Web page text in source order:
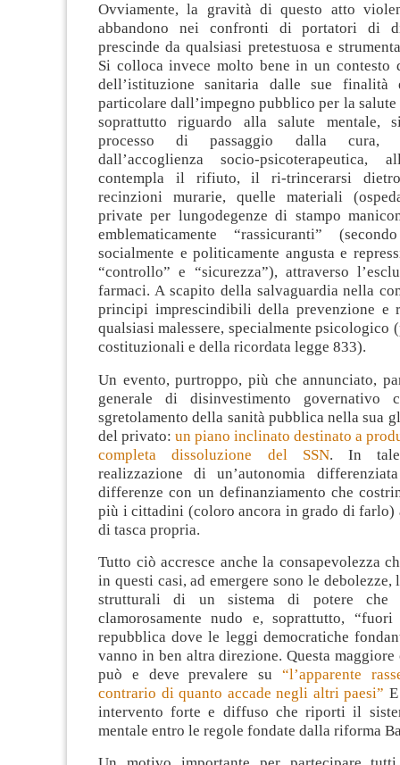
Ovviamente, la gravità di questo atto
abbandono nei confronti di portatori di
prescinde da qualsiasi pretestuosa e
Si colloca invece molto bene in un
dell’istituzione sanitaria dalle sue
particolare dall’impegno pubblico per la
soprattutto riguardo alla salute mentale,
processo di passaggio dalla cura,
dall’accoglienza socio-psicoterapeutica,
contempla il rifiuto, il ri-trincerarsi
recinzioni murarie, quelle materiali
private per lungodegenze di stampo
emblematicamente “rassicuranti”
socialmente e politicamente angusta e
“controllo” e “sicurezza”), attraverso
farmaci. A scapito della salvaguardia nella
principi imprescindibili della prevenzione e
qualsiasi malessere, specialmente psicologico
costituzionali e della ricordata legge 833).
Un evento, purtroppo, più che annunciato,
generale di disinvestimento governativo
sgretolamento della sanità pubblica nella sua
del privato: un piano inclinato destinato a
completa dissoluzione del SSN. In tale
realizzazione di un’autonomia
differenze con un definanziamento che
più i cittadini (coloro ancora in grado di farlo)
di tasca propria.
Tutto ciò accresce anche la consapevolezza
in questi casi, ad emergere sono le
strutturali di un sistema di potere che
clamorosamente nudo e, soprattutto,
repubblica dove le leggi democratiche
vanno in ben altra direzione. Questa maggiore
può e deve prevalere su “l’apparente
contrario di quanto accade negli altri paesi”
intervento forte e diffuso che riporti il
mentale entro le regole fondate dalla riforma